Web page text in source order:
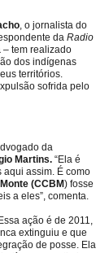
, o jornalista do
da Radio
– tem realizado
dos indígenas
territórios.
sofrida pelo
da
Martins. “Ela é
aqui assim. É como
(CCBM) fosse
a eles”, comenta.
ação é de 2011,
extinguiu e que
de posse. Ela